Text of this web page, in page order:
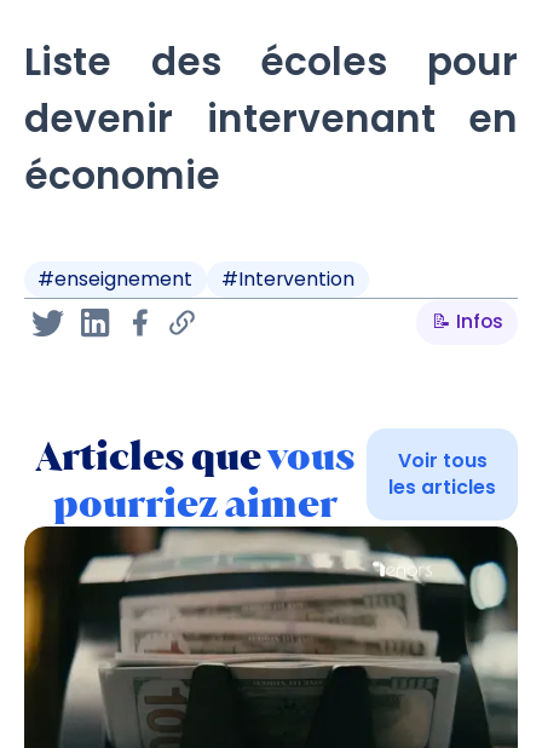
Liste des écoles pour
devenir intervenant en
économie
#enseignement #Intervention
📝 Infos
Articles quevous
pourriez aimer
Voir tous
les articles